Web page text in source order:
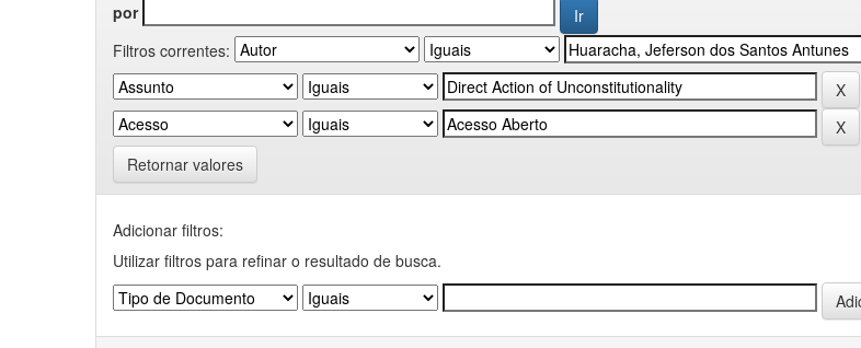
por
Filtros correntes:
Retornar valores
Adicionar filtros:
Utilizar filtros para refinar o resultado de busca.